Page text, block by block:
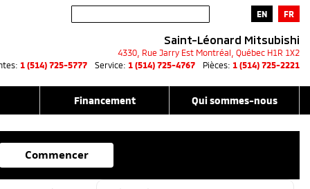
EN FR
Saint-Léonard Mitsubishi
4330, Rue Jarry Est Montréal Québec H1R 1X2
1 (514) 725-5777 Service: 1 (514) 725-4767 Pièces: 1 (514) 725-2221
Financement Qui sommes-nous
Commencer